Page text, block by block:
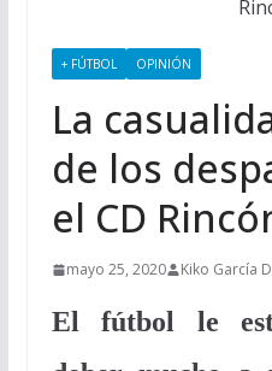
+ FÚTBOL OPINIÓN
La
de los
el CD
mayo 25, 2020 Kiko García
El fútbol le